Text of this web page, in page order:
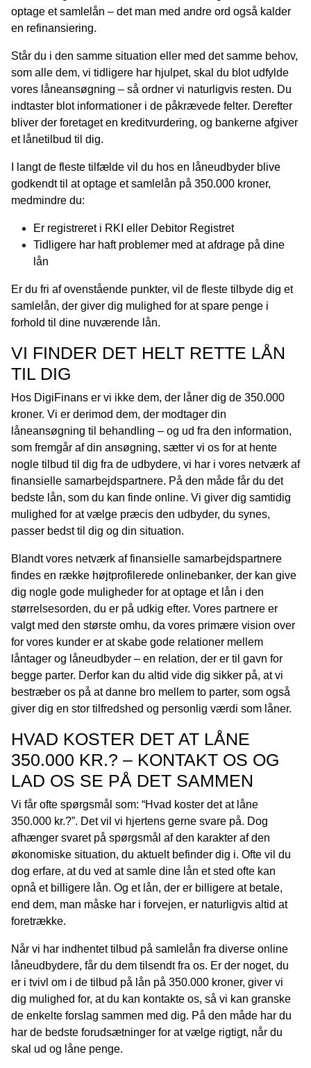
optage et samlelån – det man med andre ord også kalder
en refinansiering.
Står du i den samme situation eller med det samme behov,
som alle dem, vi tidligere har hjulpet, skal du blot udfylde
vores låneansøgning – så ordner vi naturligvis resten. Du
indtaster blot informationer i de påkrævede felter. Derefter
bliver der foretaget en kreditvurdering, og bankerne afgiver
et lånetilbud til dig.
I langt de fleste tilfælde vil du hos en låneudbyder blive
godkendt til at optage et samlelån på 350.000 kroner,
medmindre du:
Er registreret i RKI eller Debitor Registret
Tidligere har haft problemer med at afdrage på dine
lån
Er du fri af ovenstående punkter, vil de fleste tilbyde dig et
samlelån, der giver dig mulighed for at spare penge i
forhold til dine nuværende lån.
VI FINDER DET HELT RETTE LÅN
TIL DIG
Hos DigiFinans er vi ikke dem, der låner dig de 350.000
kroner. Vi er derimod dem, der modtager din
låneansøgning til behandling – og ud fra den information,
som fremgår af din ansøgning, sætter vi os for at hente
nogle tilbud til dig fra de udbydere, vi har i vores netværk af
finansielle samarbejdspartnere. På den måde får du det
bedste lån, som du kan finde online. Vi giver dig samtidig
mulighed for at vælge præcis den udbyder, du synes,
passer bedst til dig og din situation.
Blandt vores netværk af finansielle samarbejdspartnere
findes en række højtprofilerede onlinebanker, der kan give
dig nogle gode muligheder for at optage et lån i den
størrelsesorden, du er på udkig efter. Vores partnere er
valgt med den største omhu, da vores primære vision over
for vores kunder er at skabe gode relationer mellem
låntager og låneudbyder – en relation, der er til gavn for
begge parter. Derfor kan du altid vide dig sikker på, at vi
bestræber os på at danne bro mellem to parter, som også
giver dig en stor tilfredshed og personlig værdi som låner.
HVAD KOSTER DET AT LÅNE
350.000 KR.? – KONTAKT OS OG
LAD OS SE PÅ DET SAMMEN
Vi får ofte spørgsmål som: “Hvad koster det at låne
350.000 kr.?”. Det vil vi hjertens gerne svare på. Dog
afhænger svaret på spørgsmål af den karakter af den
økonomiske situation, du aktuelt befinder dig i. Ofte vil du
dog erfare, at du ved at samle dine lån et sted ofte kan
opnå et billigere lån. Og et lån, der er billigere at betale,
end dem, man måske har i forvejen, er naturligvis altid at
foretrække.
Når vi har indhentet tilbud på samlelån fra diverse online
låneudbydere, får du dem tilsendt fra os. Er der noget, du
er i tvivl om i de tilbud på lån på 350.000 kroner, giver vi
dig mulighed for, at du kan kontakte os, så vi kan granske
de enkelte forslag sammen med dig. På den måde har du
har de bedste forudsætninger for at vælge rigtigt, når du
skal ud og låne penge.